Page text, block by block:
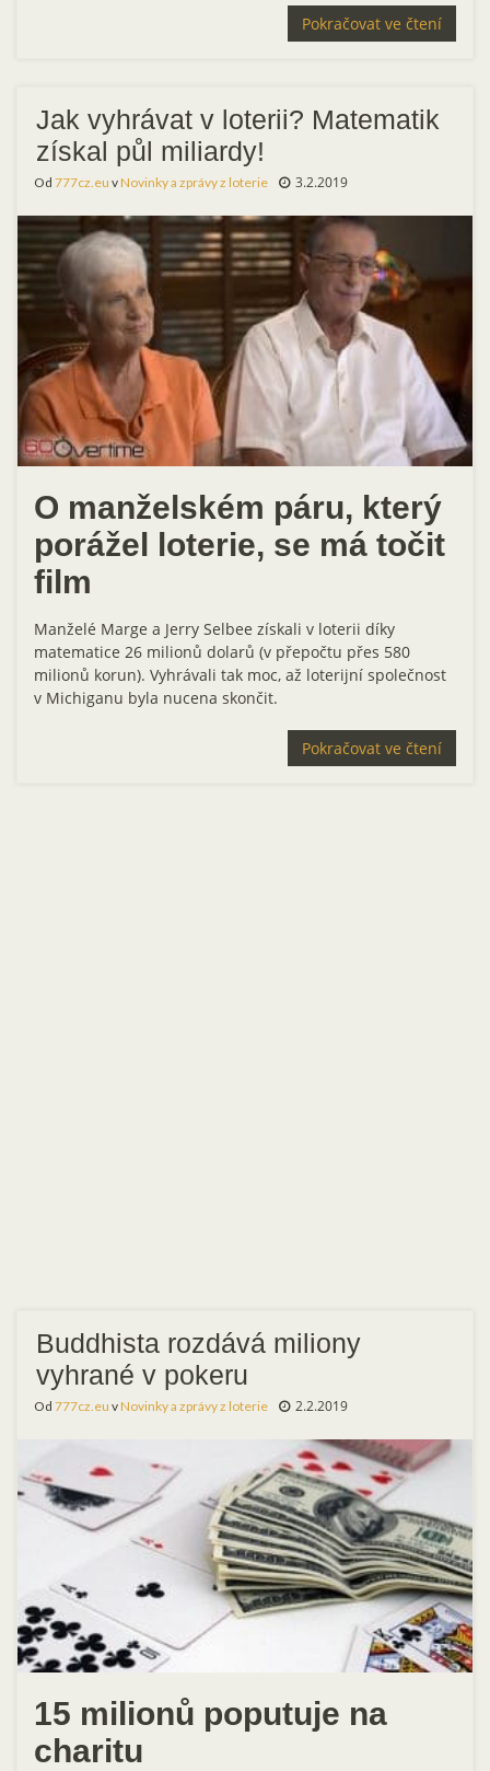
Pokračovat ve čtení
Jak vyhrávat v loterii? Matematik
získal půl miliardy!
Od 777cz.eu vNovinky a zprávy z loterie 3.2.2019
O manželském páru, který
porážel loterie, se má točit
film
Manželé Marge a Jerry Selbee získali v loterii díky
matematice 26 milionů dolarů (v přepočtu přes 580
milionů korun). Vyhrávali tak moc, až loterijní společnost
v Michiganu byla nucena skončit.
Pokračovat ve čtení
Buddhista rozdává miliony
vyhrané v pokeru
Od 777cz.eu vNovinky a zprávy z loterie 2.2.2019
15 milionů poputuje na
charitu